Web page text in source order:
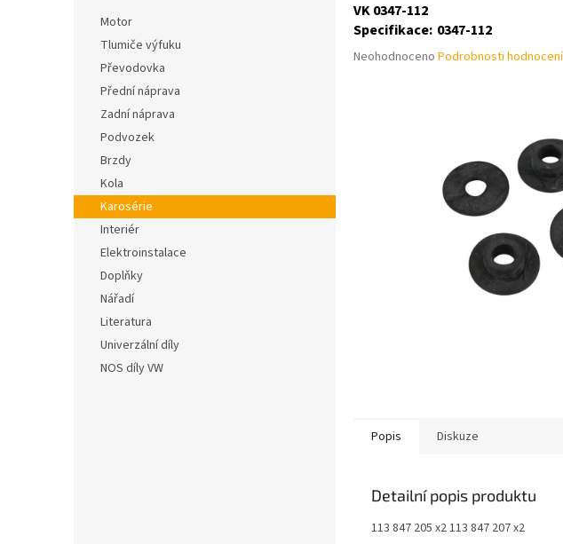
l
Motor
Tlumiče výfuku
Převodovka
Přední náprava
Zadní náprava
Podvozek
Brzdy
Kola
Karosérie
Interiér
Elektroinstalace
Doplňky
Nářadí
Literatura
Univerzální díly
NOS díly VW
VK 0347-112
Specifikace: 0347-112
Průměrné
Neohodnoceno Podrobnosti hodnocení
Popis Diskuze
Detailní popis produktu
113 847 205 x2 113 847 207 x2